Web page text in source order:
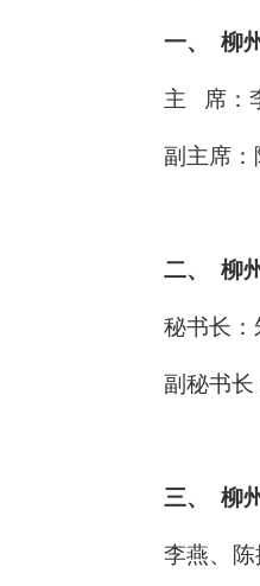
一、 柳
主 席：
副主席
二、 柳
秘书长：
副秘书长
三、 柳
李燕、